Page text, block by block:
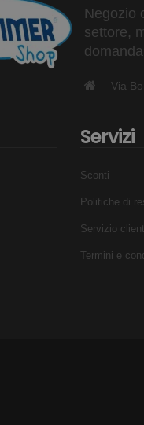
Negozio
settore,
Via
Servizi
Sconti
Politiche di
Servizio
Termini e